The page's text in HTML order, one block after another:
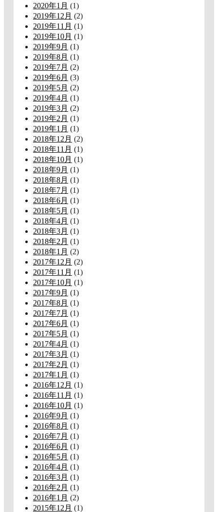
2020年1月 (1)
2019年12月 (2)
2019年11月 (1)
2019年10月 (1)
2019年9月 (1)
2019年8月 (1)
2019年7月 (2)
2019年6月 (3)
2019年5月 (2)
2019年4月 (1)
2019年3月 (2)
2019年2月 (1)
2019年1月 (1)
2018年12月 (2)
2018年11月 (1)
2018年10月 (1)
2018年9月 (1)
2018年8月 (1)
2018年7月 (1)
2018年6月 (1)
2018年5月 (1)
2018年4月 (1)
2018年3月 (1)
2018年2月 (1)
2018年1月 (2)
2017年12月 (2)
2017年11月 (1)
2017年10月 (1)
2017年9月 (1)
2017年8月 (1)
2017年7月 (1)
2017年6月 (1)
2017年5月 (1)
2017年4月 (1)
2017年3月 (1)
2017年2月 (1)
2017年1月 (1)
2016年12月 (1)
2016年11月 (1)
2016年10月 (1)
2016年9月 (1)
2016年8月 (1)
2016年7月 (1)
2016年6月 (1)
2016年5月 (1)
2016年4月 (1)
2016年3月 (1)
2016年2月 (1)
2016年1月 (2)
2015年12月 (1)